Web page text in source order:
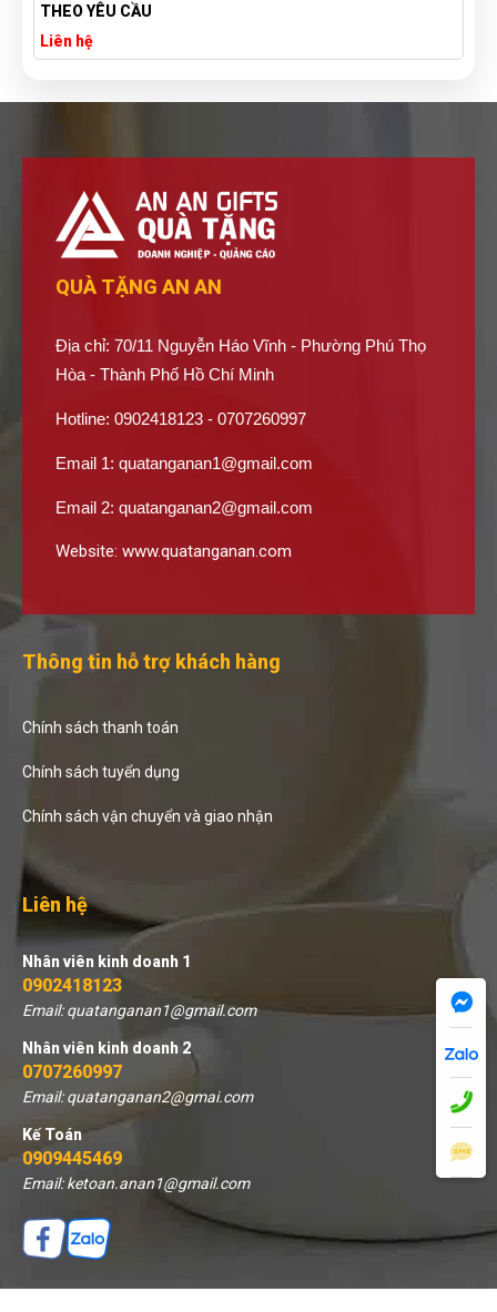
THEO YÊU CẦU
Liên hệ
QUÀ TẶNG AN AN
Địa chỉ: 70/11 Nguyễn Háo Vĩnh - Phường Phú Thọ
Hòa - Thành Phố Hồ Chí Minh
Hotline: 0902418123 - 0707260997
Email 1: quatanganan1@gmail.com
Email 2: quatanganan2@gmail.com
Website: www.quatanganan.com
Thông tin hỗ trợ khách hàng
Chính sách thanh toán
Chính sách tuyển dụng
Chính sách vận chuyển và giao nhận
Liên hệ
Nhân viên kinh doanh 1
0902418123
Email: quatanganan1@gmail.com
Nhân viên kinh doanh 2
0707260997
Email: quatanganan2@gmai.com
Kế Toán
0909445469
Email: ketoan.anan1@gmail.com